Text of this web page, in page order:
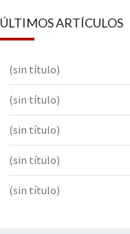
ÚLTIMOS ARTÍCULOS
(sin título)
(sin título)
(sin título)
(sin título)
(sin título)